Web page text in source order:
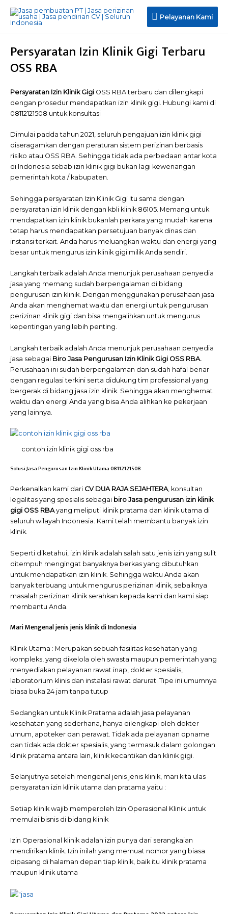
Pelayanan
Pelayanan Kami
Persyaratan Izin Klinik Gigi Terbaru
OSS RBA
Persyaratan Izin Klinik Gigi OSS RBA terbaru dan dilengkapi
dengan prosedur mendapatkan izin klinik gigi. Hubungi kami di
08112121508 untuk konsultasi
Dimulai padda tahun 2021, seluruh pengajuan izin klinik gigi
diseragamkan dengan peraturan sistem perizinan berbasis
risiko atau OSS RBA. Sehingga tidak ada perbedaan antar kota
di Indonesia sebab izin klinik gigi bukan lagi kewenangan
pemerintah kota / kabupaten.
Sehingga persyaratan Izin Klinik Gigi itu sama dengan
persyaratan izin klinik dengan kbli klinik 86105. Memang untuk
mendapatkan izin klinik bukanlah perkara yang mudah karena
tetap harus mendapatkan persetujuan banyak dinas dan
instansi terkait. Anda harus meluangkan waktu dan energi yang
besar untuk mengurus izin klinik gigi milik Anda sendiri.
Langkah terbaik adalah Anda menunjuk perusahaan penyedia
jasa yang memang sudah berpengalaman di bidang
pengurusan izin klinik. Dengan menggunakan perusahaan jasa
Anda akan menghemat waktu dan energi untuk pengurusan
perizinan klinik gigi dan bisa mengalihkan untuk mengurus
kepentingan yang lebih penting.
Langkah terbaik adalah Anda menunjuk perusahaan penyedia
jasa sebagai Biro Jasa Pengurusan Izin Klinik Gigi OSS RBA.
Perusahaan ini sudah berpengalaman dan sudah hafal benar
dengan regulasi terkini serta didukung tim professional yang
bergerak di bidang jasa izin klinik. Sehingga akan menghemat
waktu dan energi Anda yang bisa Anda alihkan ke pekerjaan
yang lainnya.
contoh izin klinik gigi oss rba
Solusi Jasa Pengurusan Izin Klinik Utama 08112121508
Perkenalkan kami dari CV DUA RAJA SEJAHTERA, konsultan
legalitas yang spesialis sebagai biro Jasa pengurusan izin klinik
gigi OSS RBAyang meliputi klinik pratama dan klinik utama di
seluruh wilayah Indonesia. Kami telah membantu banyak izin
klinik.
Seperti diketahui, izin klinik adalah salah satu jenis izin yang sulit
ditempuh mengingat banyaknya berkas yang dibutuhkan
untuk mendapatkan izin klinik. Sehingga waktu Anda akan
banyak terbuang untuk mengurus perizinan klinik, sebaiknya
masalah perizinan klinik serahkan kepada kami dan kami siap
membantu Anda.
Mari Mengenal jenis jenis klinik di Indonesia
Klinik Utama : Merupakan sebuah fasilitas kesehatan yang
kompleks, yang dikelola oleh swasta maupun pemerintah yang
menyediakan pelayanan rawat inap, dokter spesialis,
laboratorium klinis dan instalasi rawat darurat. Tipe ini umumnya
biasa buka 24 jam tanpa tutup
Sedangkan untuk Klinik Pratama adalah jasa pelayanan
kesehatan yang sederhana, hanya dilengkapi oleh dokter
umum, apoteker dan perawat. Tidak ada pelayanan opname
dan tidak ada dokter spesialis, yang termasuk dalam golongan
klinik pratama antara lain, klinik kecantikan dan klinik gigi.
Selanjutnya setelah mengenal jenis jenis klinik, mari kita ulas
persyaratan izin klinik utama dan pratama yaitu :
Setiap klinik wajib memperoleh Izin Operasional Klinik untuk
memulai bisnis di bidang klinik
Izin Operasional klinik adalah izin punya dari serangkaian
mendirikan klinik. Izin inilah yang memuat nomor yang biasa
dipasang di halaman depan tiap klinik, baik itu klinik pratama
maupun klinik utama